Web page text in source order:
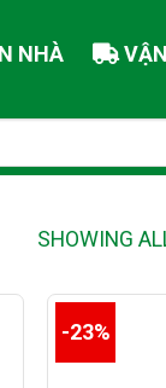
NHÀ
SHOWING
-23%